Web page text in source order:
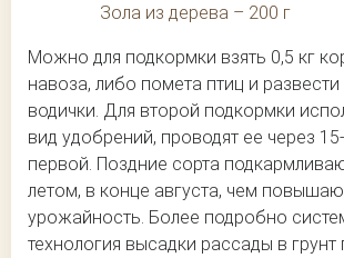
Зола из дерева – 200 г
Можно для подкормки взять 0,5 кг
навоза, либо помета птиц и развести
водички. Для второй подкормки
вид удобрений, проводят ее через
первой. Поздние сорта
летом, в конце августа, чем
урожайность. Более подробно
технология высадки рассады в грунт